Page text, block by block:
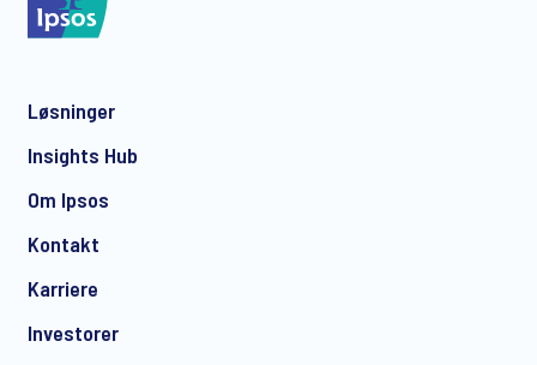
Løsninger
Insights Hub
Om Ipsos
Kontakt
Karriere
Investorer